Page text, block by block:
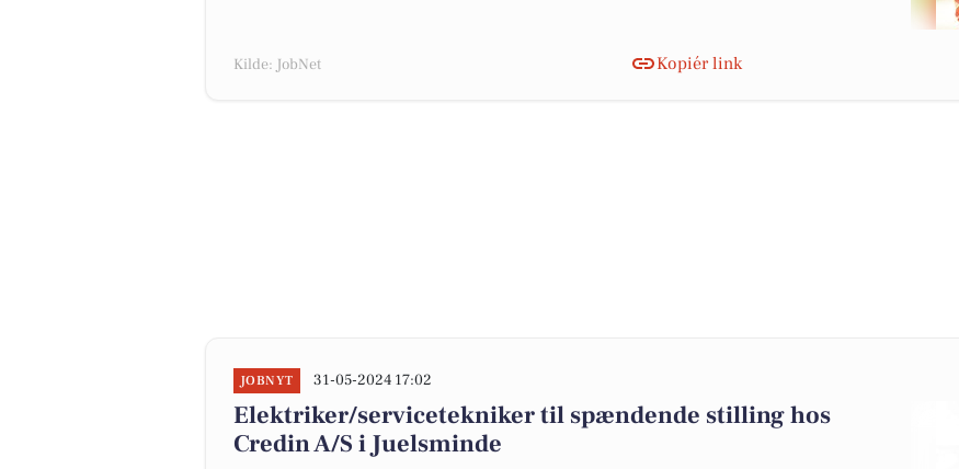
Kilde: JobNet Kopiér link
JOBNYT 31-05-2024 17:02
Elektriker/servicetekniker til spændende stilling hos
Credin A/S i Juelsminde